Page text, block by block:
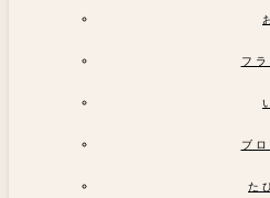
フ
ブ
た